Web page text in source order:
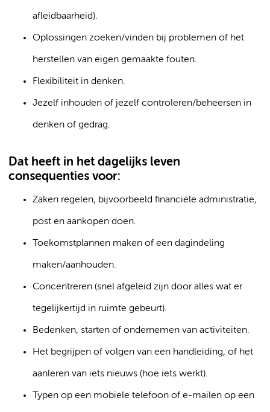
afleidbaarheid).
Oplossingen zoeken/vinden bij problemen of het
herstellen van eigen gemaakte fouten.
Flexibiliteit in denken.
Jezelf inhouden of jezelf controleren/beheersen in
denken of gedrag.
Dat heeft in het dagelijks leven
consequenties voor:
Zaken regelen, bijvoorbeeld financiële administratie,
post en aankopen doen.
Toekomstplannen maken of een dagindeling
maken/aanhouden.
Concentreren (snel afgeleid zijn door alles wat er
tegelijkertijd in ruimte gebeurt).
Bedenken, starten of ondernemen van activiteiten.
Het begrijpen of volgen van een handleiding, of het
aanleren van iets nieuws (hoe iets werkt).
Typen op een mobiele telefoon of e-mailen op een